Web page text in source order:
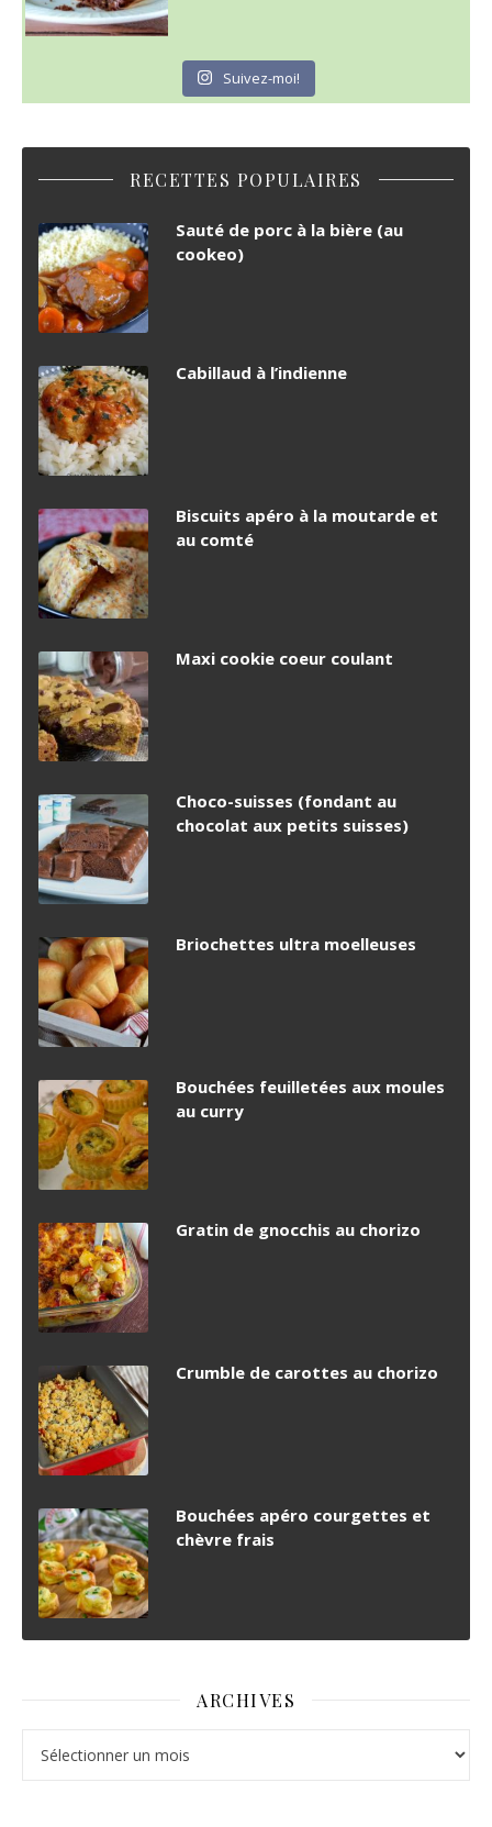
Suivez-moi!
RECETTES POPULAIRES
Sauté de porc à la bière (au
cookeo)
Cabillaud à l’indienne
Biscuits apéro à la moutarde et
au comté
Maxi cookie coeur coulant
Choco-suisses (fondant au
chocolat aux petits suisses)
Briochettes ultra moelleuses
Bouchées feuilletées aux moules
au curry
Gratin de gnocchis au chorizo
Crumble de carottes au chorizo
Bouchées apéro courgettes et
chèvre frais
ARCHIVES